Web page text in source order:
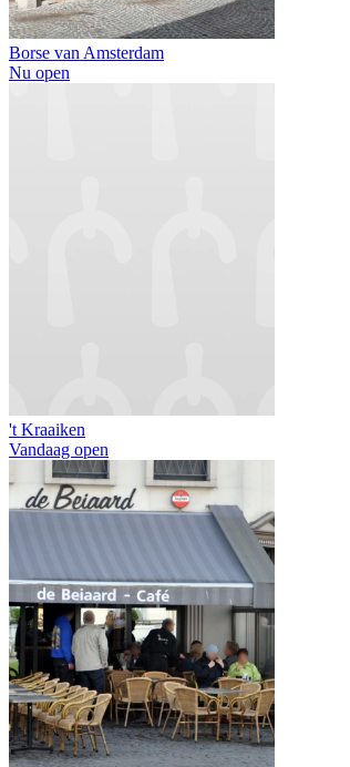
Borse van Amsterdam
Nu open
't Kraaiken
Vandaag open